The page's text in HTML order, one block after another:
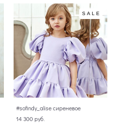
SALE
#sofindy_alise сиреневое
14 300 pуб.